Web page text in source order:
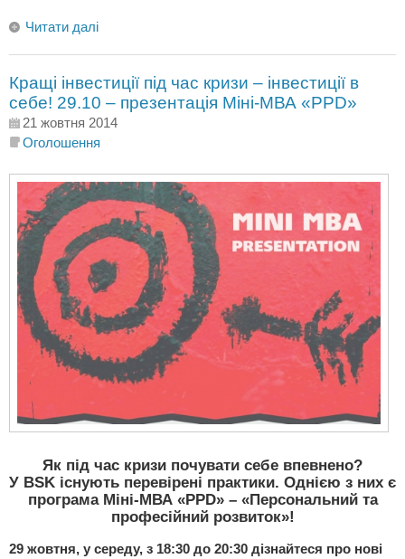
Читати далі
Кращі інвестиції під час кризи – інвестиції в
себе! 29.10 – презентація Міні-МВА «PPD»
21 жовтня 2014
Оголошення
Як під час кризи почувати себе впевнено?
У BSK існують перевірені практики. Однією з них є
програма Міні-МВА «PPD» – «Персональний та
професійний розвиток»!
29 жовтня, у середу, з 18:30 до 20:30 дізнайтеся про нові